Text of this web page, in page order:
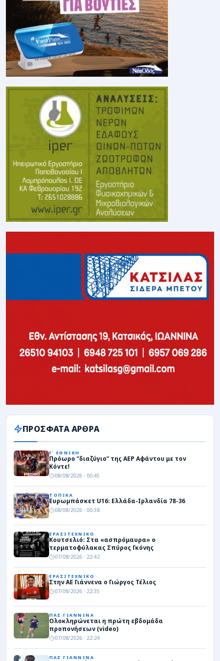
ΠΡΟΣΦΑΤΑ ΑΡΘΡΑ
Γ΄ ΕΘΝΙΚΗ
Πρόωρο “διαζύγιο” της ΑΕΡ Αφάντου με τον
Κόντε!
08/08/2026 · 00:45
ΤΟΠΙΚΑ
Ευρωμπάσκετ U16: Ελλάδα-Ιρλανδία 78-36
08/08/2026 · 00:38
ΕΡΑΣΙΤΕΧΝΙΚΟ
Κουτσελιό: Στα «ασπρόμαυρα» ο
τερματοφύλακας Σπύρος Γκόνης
07/08/2026 · 22:42
ΕΡΑΣΙΤΕΧΝΙΚΟ
Στην ΑΕ Γιάννενα ο Γιώργος Τέλιος
07/08/2026 · 22:35
ΠΑΣ ΓΙΑΝΝΙΝΑ
Ολοκληρώνεται η πρώτη εβδομάδα
προπονήσεων (video)
07/08/2026 · 22:24
ΠΑΣ ΓΙΑΝΝΙΝΑ